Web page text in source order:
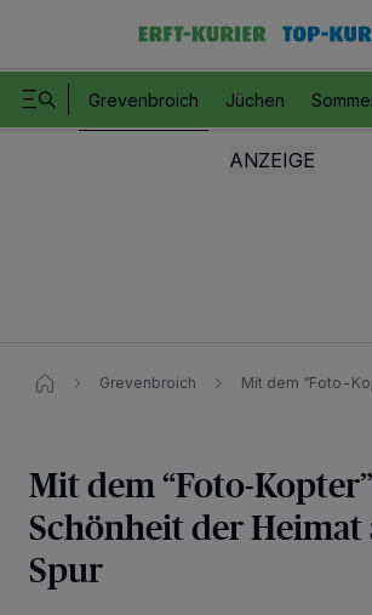
Grevenbroich Jüchen
Grevenbroich Mit dem “Foto-
Mit dem “Foto-
Schönheit der Heimat
Spur
Wir und unsere
wie Browserdaten oder eindeutige Kennungen auf Ihrem
von OK aktivieren Sie Tracking-Technologien für die unter